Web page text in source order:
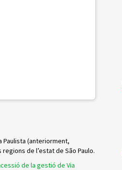
Paulista (anteriorment,
de l’estat de São Paulo.
de la gestió de Via